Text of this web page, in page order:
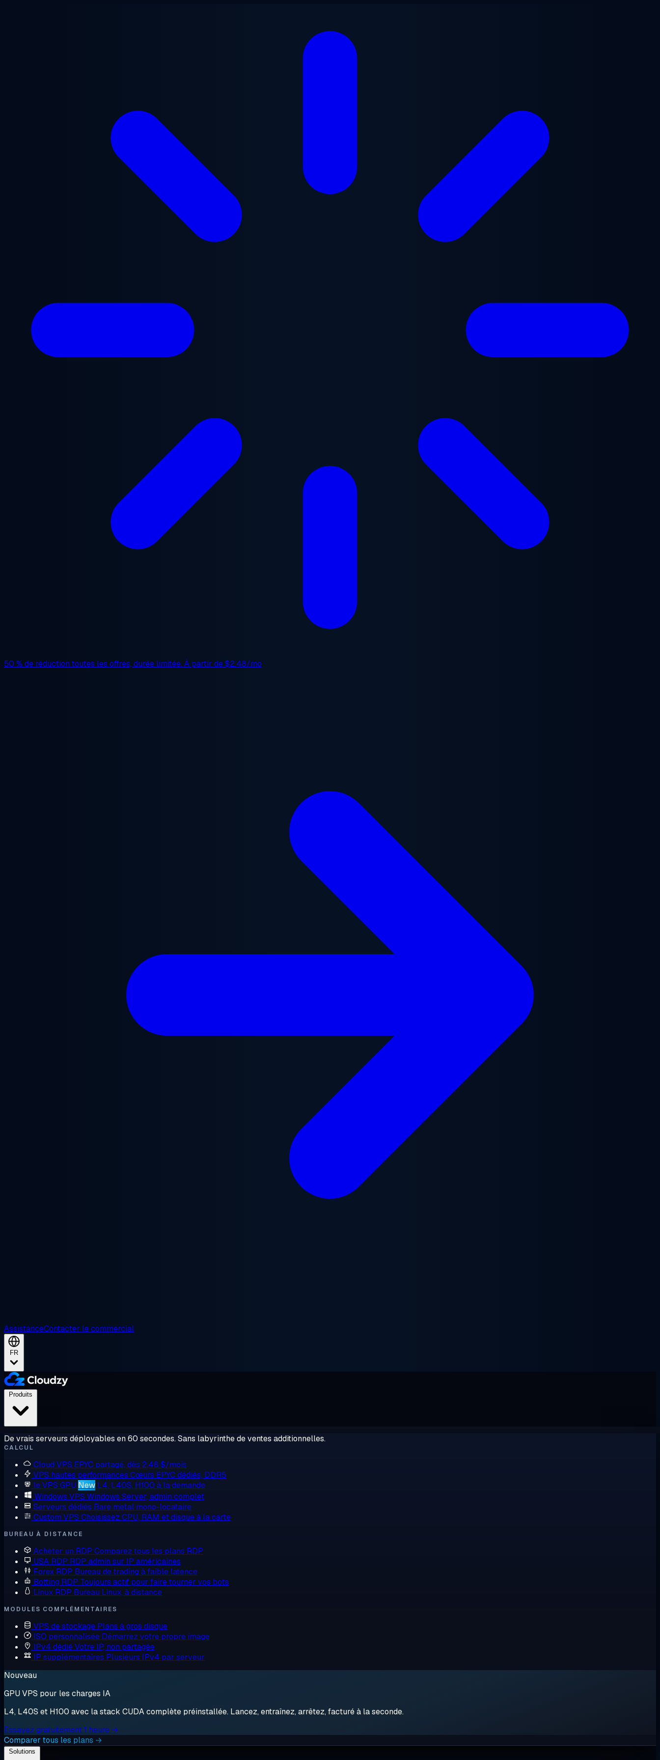
50 % de réduction toutes les offres, durée limitée. À partir de$2.48/mo
AssistanceContacter le commercial
FR
De vrais serveurs déployables en 60 secondes. Sans labyrinthe de ventes additionnelles.
CALCUL
Cloud VPS EPYC partagé, dès 2,48 $/mois
VPS hautes performances Cœurs EPYC dédiés, DDR5
le VPS GPU New L4, L40S, H100 à la demande
Windows VPS Windows Server, admin complet
Serveurs dédiés Bare metal mono-locataire
Custom VPS Choisissez CPU, RAM et disque à la carte
BUREAU À DISTANCE
Acheter un RDP Comparez tous les plans RDP
USA RDP RDP admin sur IP américaines
Forex RDP Bureau de trading à faible latence
Botting RDP Toujours actif pour faire tourner vos bots
Linux RDP Bureau Linux, à distance
MODULES COMPLÉMENTAIRES
VPS de stockage Plans à gros disque
ISO personnalisée Démarrez votre propre image
IPv4 dédiéVotre IP, non partagée
IP supplémentaires Plusieurs IPv4 par serveur
Nouveau
GPU VPS pour les charges IA
L4, L40S et H100 avec la stack CUDA complète préinstallée. Lancez, entraînez, arrêtez, facturé à la seconde.
Essayez gratuitement 1 heure →
Comparer tous les plans →